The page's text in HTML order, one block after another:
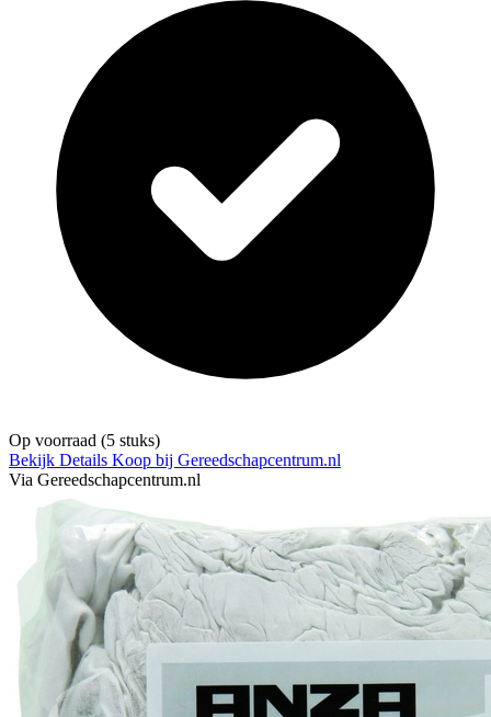
Op voorraad (5 stuks)
Bekijk Details Koop bij Gereedschapcentrum.nl
Via Gereedschapcentrum.nl